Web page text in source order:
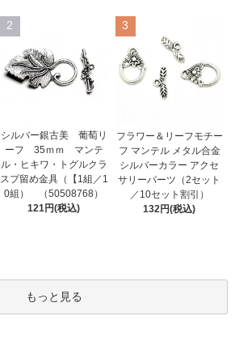
2
シルバー銀古美 葡萄リ
ーフ 35ｍｍ マンテ
ル・ヒキワ・トグルクラ
スプ留め金具（【1組／1
0組） （50508768）
121円(税込)
3
フラワー＆リーフモチー
フ マンテル メタル合金
シルバーカラー アクセ
サリーパーツ（2セット
／10セット割引）
132円(税込)
もっと見る